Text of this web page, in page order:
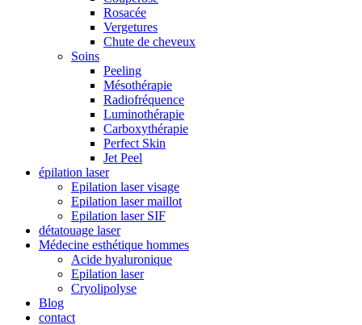
Rosacée
Vergetures
Chute de cheveux
Soins
Peeling
Mésothérapie
Radiofréquence
Luminothérapie
Carboxythérapie
Perfect Skin
Jet Peel
épilation laser
Epilation laser visage
Epilation laser maillot
Epilation laser SIF
détatouage laser
Médecine esthétique hommes
Acide hyaluronique
Epilation laser
Cryolipolyse
Blog
contact